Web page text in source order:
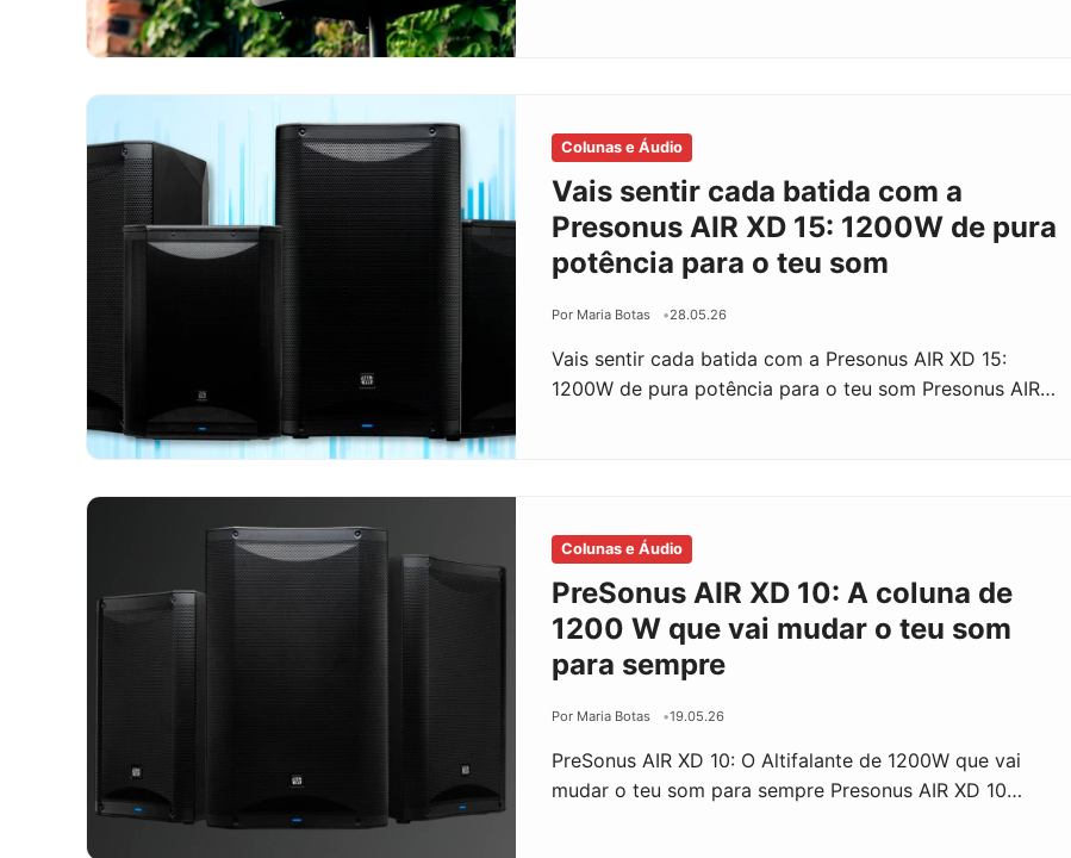
Colunas e Áudio
Vais sentir cada batida com a
Presonus AIR XD 15: 1200W de pura
potência para o teu som
Por Maria Botas 28.05.26
Vais sentir cada batida com a Presonus AIR XD 15:
1200W de pura potência para o teu som Presonus AIR…
Colunas e Áudio
PreSonus AIR XD 10: A coluna de
1200 W que vai mudar o teu som
para sempre
Por Maria Botas 19.05.26
PreSonus AIR XD 10: O Altifalante de 1200W que vai
mudar o teu som para sempre Presonus AIR XD 10…